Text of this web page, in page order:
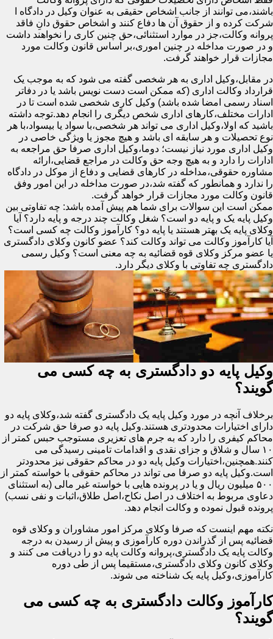
باشند،می توانند از جانب اشخاص حقیقی به عنوان وکیل در دادگاه ا
شرکت کرده و از حقوق آن ها دفاع کنند و اشخاص حقوق دانِ فاقد
پروانه وکالت،جز در موارد استثنائی،حق چنین کاری را نخواهند داشت
و در صورت مداخله در چنین اموری،بر اساس قانون وکالت مورد
مجازات قرار خواهند گرفت.
در مقابل،وکیل اداری به هر شخصی گفته می شود که به موجب یک
قرارداد وکالت اداری (که ممکن است دست نویس باشد یا در دفاتر
اسناد رسمی امضا شده باشد) وکیل کاری شخصی شده است تا در
ادارات مختلف،کارهای اداری شخص دیگری را انجام دهد.توجه داشته
باشید که اولا،وکیل اداری می تواند هر شخصی،با سواد یا بیسواد،با هر
نوع تحصیلات و هر سابقه ای باشد و هیچ مجوز یا ویژگی خاصی در
وکیل اداری مورد نیاز نیست؛ دوما،وکیل اداری صرفا حق مراجعه به
ادارات را دارد و به هیچ وجه حق وکالت در مراجع قضایی،ارائه
مشاوره حقوقی،مداخله در کارهای قضایی و دفاع از موکل در دادگاه
را ندارد و همانطور که گفته شد،در صورت مداخله در این امور وفق
قانون وکالت مورد مجازات قرار خواهد گرفت.
ممکن است این سوالات برای شما هم پیش آمده باشد: چه تفاوتی بین
وکیل پایه یک و پایه دو است؟ شغل وکالت چند درجه و پایه دارد؟ آیا
وکلای پایه یک بهتر هستند یا پایه دو؟ کارآموز وکالت چه کسی است؟
آیا کارآموز وکالت می تواند وکالت کند؟ عضو کانون وکلای دادگستری
یا عضو مرکز وکلای قوه قضائیه به چه معنی است؟ وکیل رسمی
دادگستری چه تفاوتی با وکلای دیگر دارد.
وکیل پایه دو دادگستری به چه کسی می
گویند؟
برخلاف آنچه در مورد وکیل پایه یک دادگستری گفته شد،وکلای پایه دو
دارای اختیارات محدودتری هستند.وکیل پایه دو صرفا حق شرکت در
محاکم کیفری را دارد که به جرم های تعزیری مستوجب حبس کمتر از
۱۰ سال و شلاق و جزای نقدی و اقدامات تامینی رسیدگی می
کنند.همچنین،اختیارات وکیل پایه دو در محاکم حقوقی نیز محدودتر
است.وکیل پایه دو صرفا می تواند در محاکم حقوقی با خواسته کمتر از
۵۰۰ میلیون ریال و یا در پرونده هایی با خواسته غیر مالی (به استثنای
دعاوی مربوط به اختلاف در اصل نکاح،اصل طلاق،اثبات و نفی نسب)
پرونده قبول نموده و وکالت انجام دهد.
نکته مهم اینست که صرفا وکلای مرکز امور مشاوران و وکلای قوه
قضائیه پس از گذراندن دوره کارآموزی و پیش از رسیدن به درجه
وکالت پایه یک دادگستری،پروانه وکالت پایه دو را دریافت می کنند و
وکلای کانون وکلای دادگستری،مستقیما پس از طی دوره
کارآموزی،وکیل پایه یک شناخته می شوند.
کارآموز وکالت دادگستری به چه کسی می
گویند؟